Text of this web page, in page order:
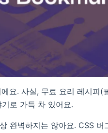
요. 사실, 무료 요리 레시피(
로 가득 차 있어요.
완벽하지는 않아요. CSS 버